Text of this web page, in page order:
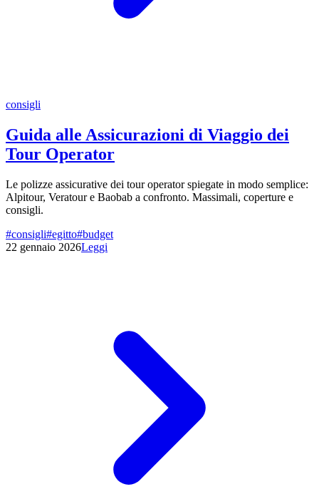
consigli
Guida alle Assicurazioni di Viaggio dei
Tour Operator
Le polizze assicurative dei tour operator spiegate in modo semplice:
Alpitour, Veratour e Baobab a confronto. Massimali, coperture e
consigli.
#consigli#egitto#budget
22 gennaio 2026Leggi